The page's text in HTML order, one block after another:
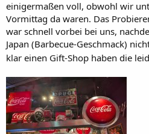
einigermaßen voll, obwohl wir
Vormittag da waren. Das
war schnell vorbei bei uns,
Japan (Barbecue-Geschmack)
klar einen Gift-Shop haben die